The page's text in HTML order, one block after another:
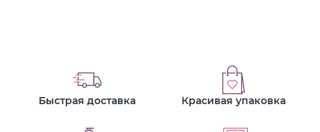
Быстрая доставка Красивая упаковка